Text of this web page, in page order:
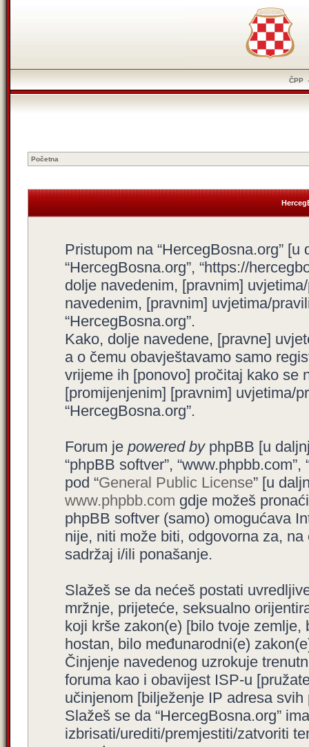
ČPP
Početna
Pristupom na “HercegBosna.org” [u
“HercegBosna.org”, “https://
dolje navedenim, [pravnim]
navedenim, [pravnim] uvjetima/
“HercegBosna.org”.
Kako, dolje navedene, [pravne]
a o čemu obavještavamo samo
vrijeme ih [ponovo] pročitaj kako se
[promijenjenim] [pravnim] uvjetima/
“HercegBosna.org”.
Forum je powered byphpBB [u
“phpBB softver”,
pod “General Public License” [u
www.phpbb.com gdje možeš
phpBB softver (samo) omogućava
nije, niti može biti, odgovorna za,
sadržaj i/ili ponašanje.
Slažeš se da nećeš postati
mržnje, prijeteće, seksualno
koji krše zakon(e) [bilo tvoje zemlje,
hostan, bilo međunarodni(e)
Činjenje navedenog uzrokuje
foruma kao i obavijest ISP-u
učinjenom [bilježenje IP adresa
Slažeš se da “HercegBosna.org”
izbrisati/urediti/premjestiti/zatvoriti